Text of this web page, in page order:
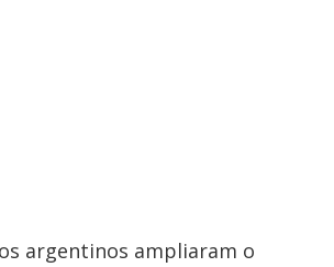
argentinos ampliaram o